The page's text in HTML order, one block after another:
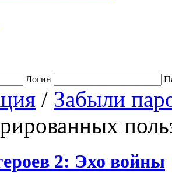
Логин
/ Забыли
2: Эхо войны